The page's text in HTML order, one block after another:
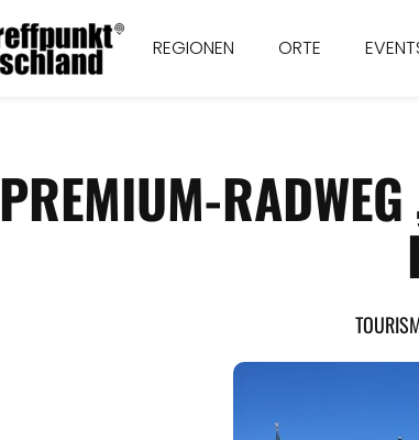
REGIONEN ORTE
PREMIUM-